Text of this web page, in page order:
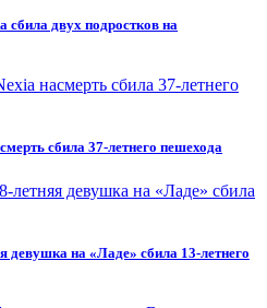
сбила двух подростков на
сбила 37-летнего пешехода
девушка на «Ладе» сбила 13‑летнего